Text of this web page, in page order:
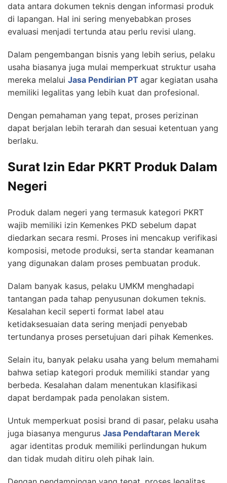
data antara dokumen teknis dengan informasi produk
di lapangan. Hal ini sering menyebabkan proses
evaluasi menjadi tertunda atau perlu revisi ulang.
Dalam pengembangan bisnis yang lebih serius, pelaku
usaha biasanya juga mulai memperkuat struktur usaha
mereka melalui Jasa Pendirian PT agar kegiatan usaha
memiliki legalitas yang lebih kuat dan profesional.
Dengan pemahaman yang tepat, proses perizinan
dapat berjalan lebih terarah dan sesuai ketentuan yang
berlaku.
Surat Izin Edar PKRT Produk Dalam
Negeri
Produk dalam negeri yang termasuk kategori PKRT
wajib memiliki izin Kemenkes PKD sebelum dapat
diedarkan secara resmi. Proses ini mencakup verifikasi
komposisi, metode produksi, serta standar keamanan
yang digunakan dalam proses pembuatan produk.
Dalam banyak kasus, pelaku UMKM menghadapi
tantangan pada tahap penyusunan dokumen teknis.
Kesalahan kecil seperti format label atau
ketidaksesuaian data sering menjadi penyebab
tertundanya proses persetujuan dari pihak Kemenkes.
Selain itu, banyak pelaku usaha yang belum memahami
bahwa setiap kategori produk memiliki standar yang
berbeda. Kesalahan dalam menentukan klasifikasi
dapat berdampak pada penolakan sistem.
Untuk memperkuat posisi brand di pasar, pelaku usaha
juga biasanya mengurus Jasa Pendaftaran Merek
agar identitas produk memiliki perlindungan hukum
dan tidak mudah ditiru oleh pihak lain.